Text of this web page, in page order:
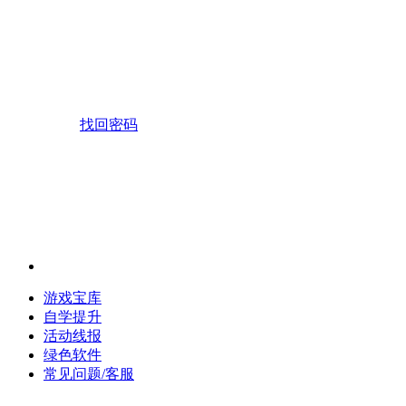
找回密码
游戏宝库
自学提升
活动线报
绿色软件
常见问题/客服